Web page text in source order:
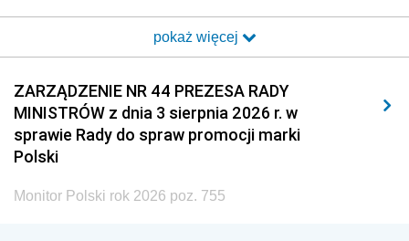
2017 2016 2015
2014 2013 2012
2011 2010 2009
2008 2007 2006
2005
pokaż więcej
ZARZĄDZENIE NR 44 PREZESA RADY
MINISTRÓW z dnia 3 sierpnia 2026 r. w
sprawie Rady do spraw promocji marki
Polski
Monitor Polski rok 2026 poz. 755